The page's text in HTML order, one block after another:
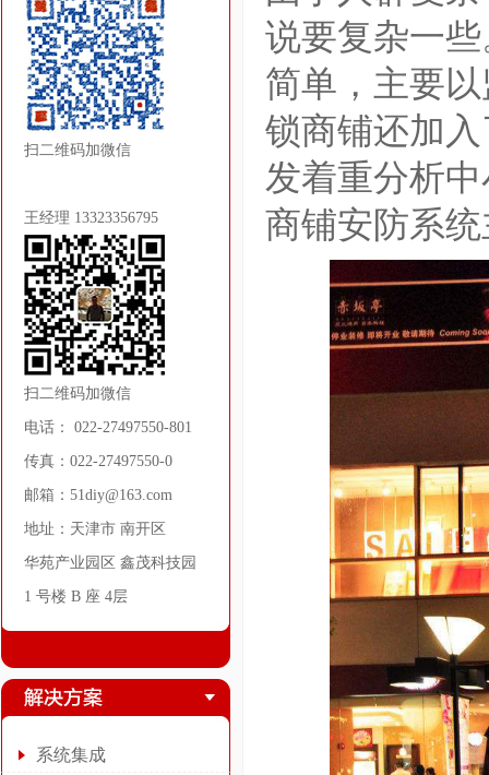
扫二维码加微信
王经理 13323356795
扫二维码加微信
电话： 022-27497550-801
传真：022-27497550-0
邮箱：51diy@163.com
地址：天津市 南开区
华苑产业园区 鑫茂科技园
1 号楼 B 座 4层
系统集成
说要复杂一
简单，主要
锁商铺还加
发着重分析
商铺安防系